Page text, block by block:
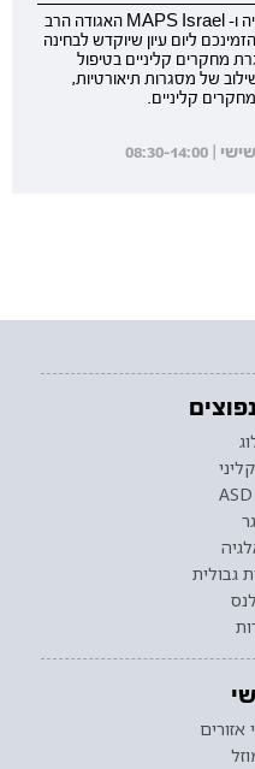
מכון מפרשים לחקר והוראת הפסיכותרפיה ו- MAPS Israel האגודה הרב
ליום עיון שיוקדש לבחינה
מחקרים קליניים בטיפול
של מסגרות תיאורטיות,
קליניים.
גבולית